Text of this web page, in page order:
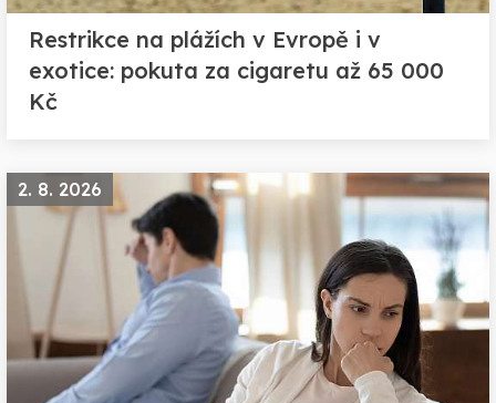
Restrikce na plážích v Evropě i v
exotice: pokuta za cigaretu až 65 000
Kč
2. 8. 2026